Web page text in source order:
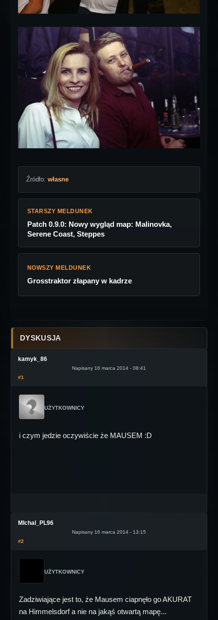
Źródło: własne
STARSZY MELDUNEK
Patch 0.9.0: Nowy wygląd map: Malinovka,
Serene Coast, Steppes
NOWSZY MELDUNEK
Grosstraktor złapany w kadrze
DYSKUSJA
kamyk_86
Napisany 16 marca 2014 - 08:41
#1
UŻYTKOWNICY
i czym jedzie oczywiście że MAUSEM :D
MIchal_PL96
Napisany 16 marca 2014 - 13:15
#2
UŻYTKOWNICY
Zadziwiające jest to, że Mausem ciapnęło go AKURAT
na Himmelsdorf a nie na jakąś otwartą mapę...